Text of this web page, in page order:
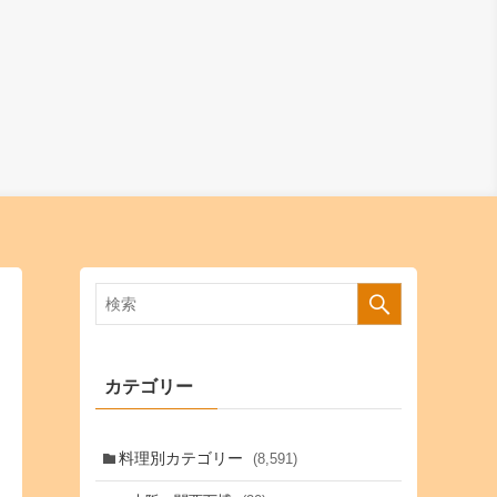
カテゴリー
料理別カテゴリー (8,591)